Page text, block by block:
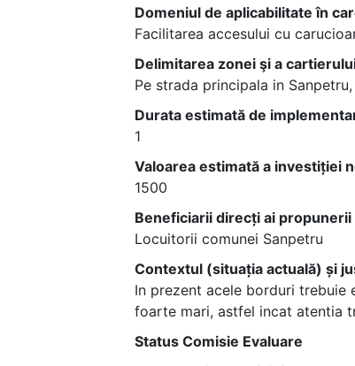
Domeniul de aplicabilitate în
Facilitarea accesului cu
Delimitarea zonei şi a
Pe strada principala in
Durata estimată de
1
Valoarea estimată a investiției
1500
Beneficiarii direcți ai
Locuitorii comunei Sanpetru
Contextul (situația actuală) și
In prezent acele borduri trebuie
foarte mari, astfel incat atentia
Status Comisie Evaluare